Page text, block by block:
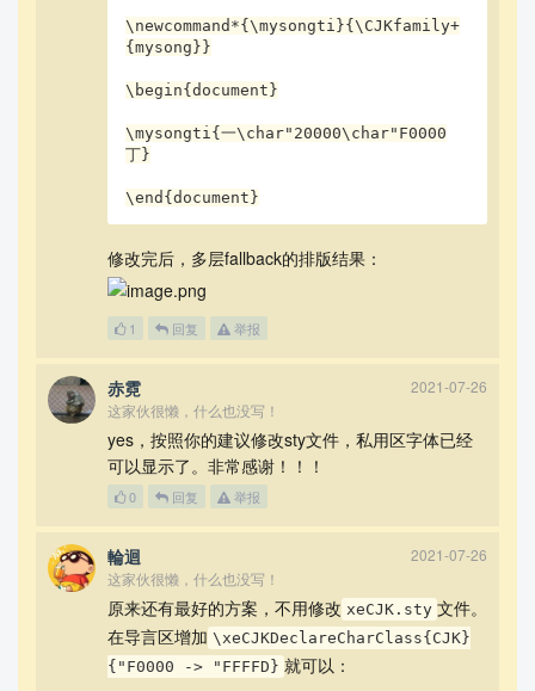
\newcommand*{\mysongti}{\CJKfamily+
{mysong}}
\begin{document}
\mysongti{一\char"20000\char"F0000
丁}
\end{document}
修改完后，多层fallback的排版结果：
1 回复 举报
赤霓
2021-07-26
这家伙很懒，什么也没写！
yes，按照你的建议修改sty文件，私用区字体已经
可以显示了。非常感谢！！！
0 回复 举报
輪迴
2021-07-26
这家伙很懒，什么也没写！
原来还有最好的方案，不用修改 xeCJK.sty 文件。
在导言区增加 \xeCJKDeclareCharClass{CJK}
{"F0000 -> "FFFFD} 就可以：